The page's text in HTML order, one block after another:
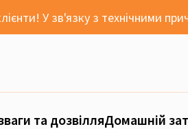
У зв'язку з технічними
та дозвілляДомашній